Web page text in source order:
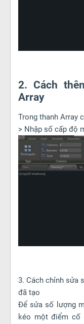
2. Cách
Array
Trong thanh Array
> Nhập số cấp độ
3. Cách chỉnh sửa
đã tạo
Để sửa số lượng
kéo một điểm cố